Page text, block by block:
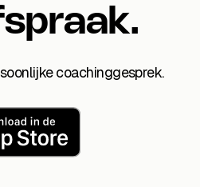
coachinggesprek.